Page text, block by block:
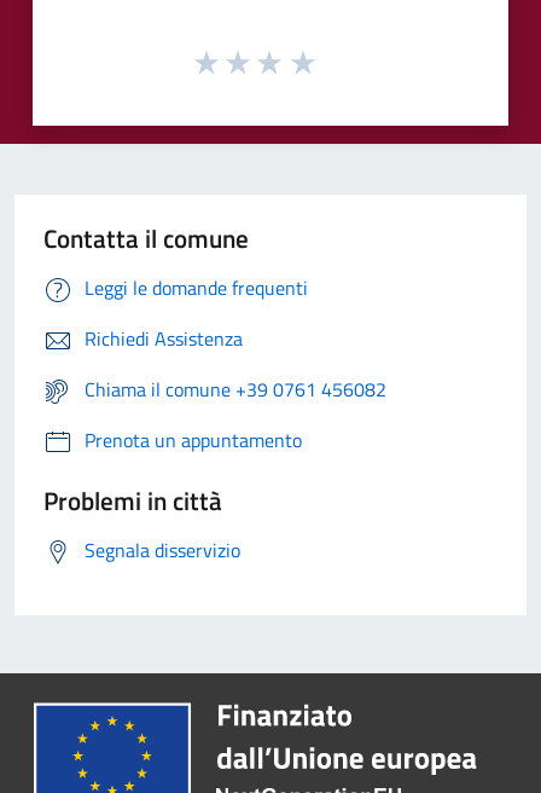
Contatta il comune
Leggi le domande frequenti
Richiedi Assistenza
Chiama il comune +39 0761 456082
Prenota un appuntamento
Problemi in città
Segnala disservizio